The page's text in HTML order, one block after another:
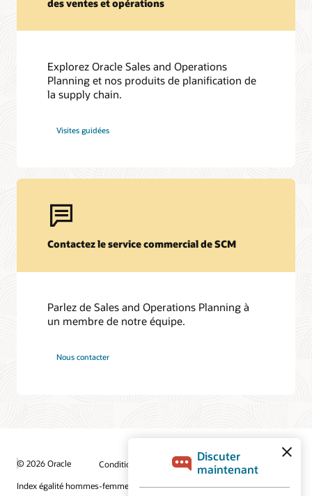
des ventes et opérations
Explorez Oracle Sales and Operations
Planning et nos produits de planification de
la supply chain.
Visites guidées
Contactez le service commercial de SCM
Parlez de Sales and Operations Planning à
un membre de notre équipe.
Nous contacter
© 2026 Oracle
Conditions d'utilisation et confidentialité
Index égalité hommes-femmes
Choix des publicités